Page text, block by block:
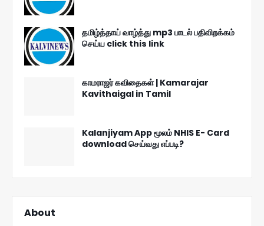
தமிழ்த்தாய் வாழ்த்து mp3 பாடல் பதிவிறக்கம்
செய்ய click this link
காமராஜர் கவிதைகள் | Kamarajar
Kavithaigal in Tamil
Kalanjiyam App மூலம் NHIS E- Card
download செய்வது எப்படி?
About